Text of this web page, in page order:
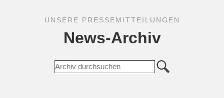
UNSERE PRESSEMITTEILUNGEN
News-Archiv